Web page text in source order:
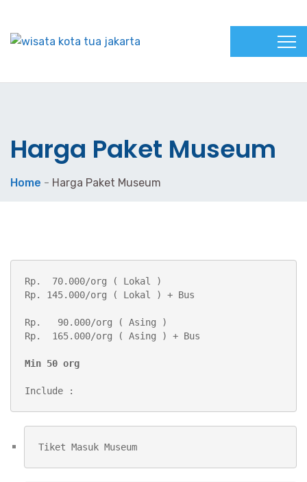
Harga Paket Museum
Home - Harga Paket Museum
Rp.  70.000/org ( Lokal )
Rp. 145.000/org ( Lokal ) + Bus
Rp.   90.000/org ( Asing )
Rp.  165.000/org ( Asing ) + Bus
Min 50 org
Include :
Tiket Masuk Museum